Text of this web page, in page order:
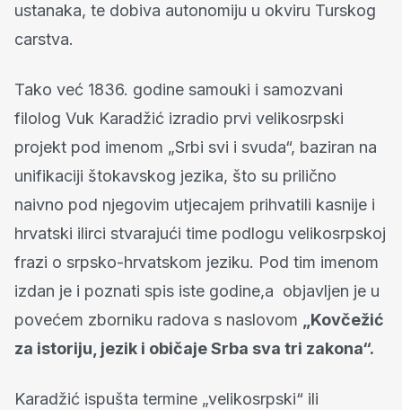
ustanaka, te dobiva autonomiju u okviru Turskog
carstva.
Tako već 1836. godine samouki i samozvani
filolog Vuk Karadžić izradio prvi velikosrpski
projekt pod imenom „Srbi svi i svuda“, baziran na
unifikaciji štokavskog jezika, što su prilično
naivno pod njegovim utjecajem prihvatili kasnije i
hrvatski ilirci stvarajući time podlogu velikosrpskoj
frazi o srpsko-hrvatskom jeziku. Pod tim imenom
izdan je i poznati spis iste godine,a objavljen je u
povećem zborniku radova s naslovom „Kovčežić
za istoriju, jezik i običaje Srba sva tri zakona“.
Karadžić ispušta termine „velikosrpski“ ili